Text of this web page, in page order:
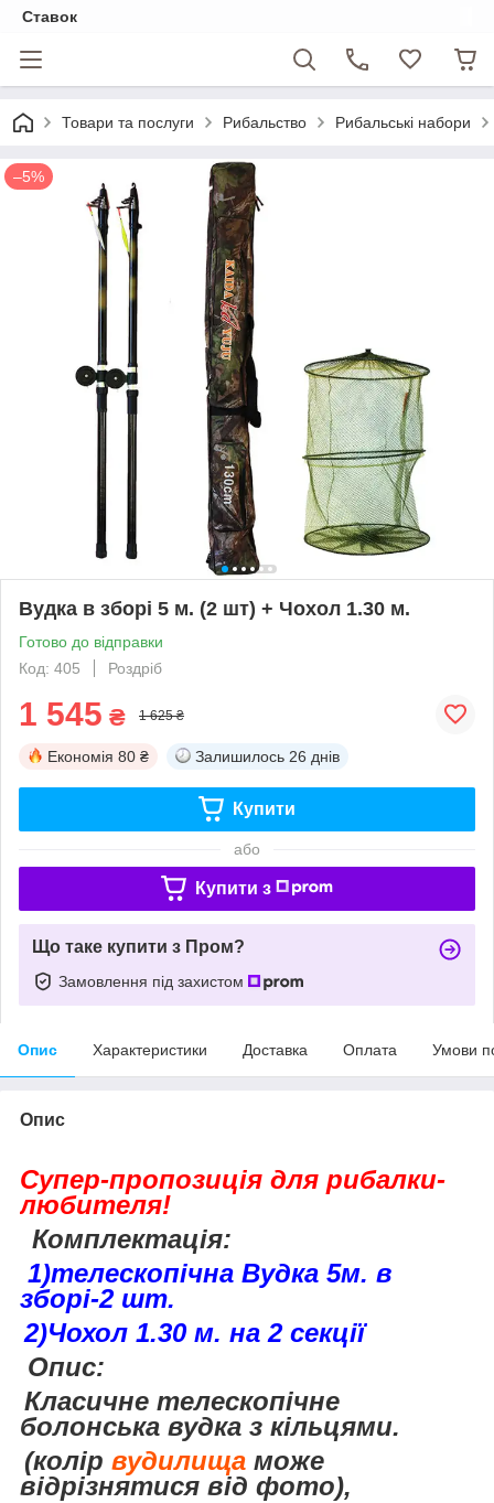
Ставок
Товари та послуги Рибальство Рибальські набори
–5%
Вудка в зборі 5 м. (2 шт) + Чохол 1.30 м.
Готово до відправки
Код: 405
Роздріб
1 545 ₴ 1 625 ₴
Економія 80 ₴ Залишилось 26 днів
Купити
або
Купити з
Що таке купити з Пром?
Замовлення під захистом
Опис Характеристики Доставка Оплата Умови
Опис
Супер-пропозиція для рибалки-
любителя!
Комплектація:
1)телескопічна Вудка 5м. в
зборі-2 шт.
2)Чохол 1.30 м. на 2 секції
Опис:
Класичне телескопічне
болонська вудка з кільцями.
(колір вудилища може
відрізнятися від фото),